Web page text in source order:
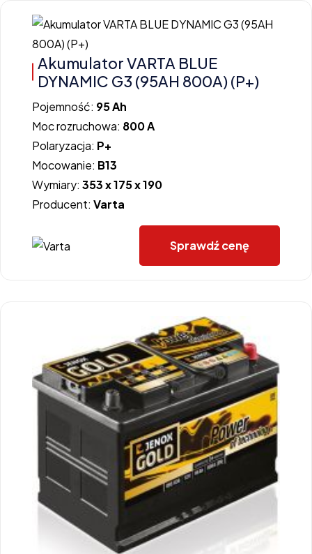
Akumulator VARTA BLUE
DYNAMIC G3 (95AH 800A) (P+)
Pojemność: 95 Ah
Moc rozruchowa: 800 A
Polaryzacja: P+
Mocowanie: B13
Wymiary: 353 x 175 x 190
Producent: Varta
Sprawdź cenę